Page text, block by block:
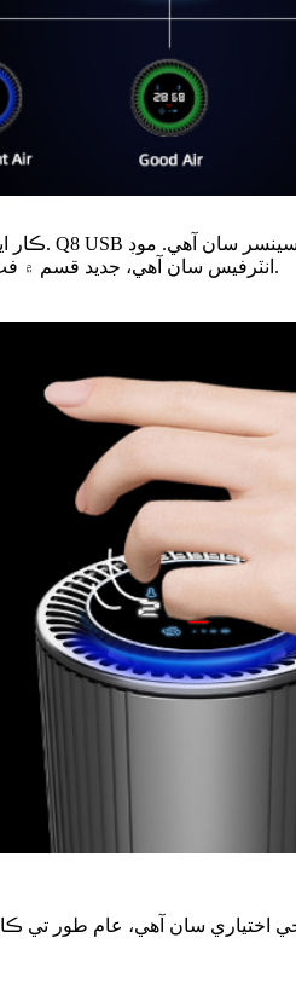
کي آزاديءَ سان سوئچ ڪرڻ لاءِ هٿ جي لهر. هڪ هٿ جي لهر، هڪ موڊ Q8 USB ڪار ايئر پيوريفائر TYPE C انٽرفيس سان آهي، جديد قسم ۾ فٽ ٿيڻ لاءِ جديد ترين انٽرفيس.